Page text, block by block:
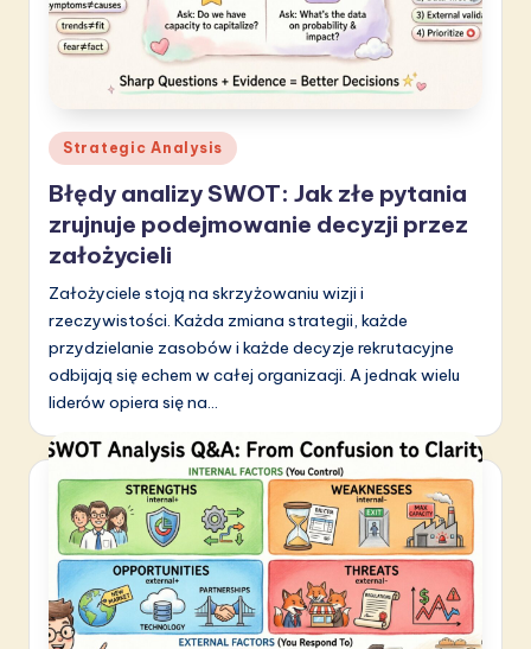
Posted
in
Strategic Analysis
Błędy analizy SWOT: Jak złe pytania
zrujnuje podejmowanie decyzji przez
założycieli
Założyciele stoją na skrzyżowaniu wizji i
rzeczywistości. Każda zmiana strategii, każde
przydzielanie zasobów i każde decyzje rekrutacyjne
odbijają się echem w całej organizacji. A jednak wielu
liderów opiera się na…